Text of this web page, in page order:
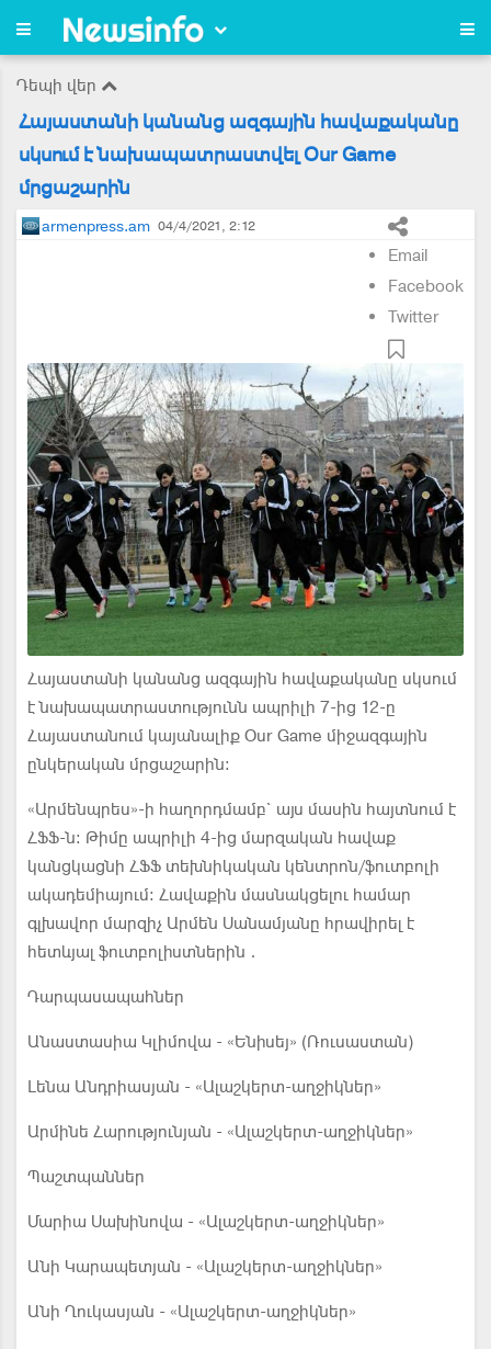
Դեպի վեր
Հայաստանի կանանց ազգային հավաքականը
սկսում է նախապատրաստվել Our Game
մրցաշարին
armenpress.am 04/4/2021, 2:12
Email
Facebook
Twitter
Հայաստանի կանանց ազգային հավաքականը սկսում
է նախապատրաստությունն ապրիլի 7-ից 12-ը
Հայաստանում կայանալիք Our Game միջազգային
ընկերական մրցաշարին։
«Արմենպրես»-ի հաղորդմամբ` այս մասին հայտնում է
ՀՖՖ-ն: Թիմը ապրիլի 4-ից մարզական հավաք
կանցկացնի ՀՖՖ տեխնիկական կենտրոն/ֆուտբոլի
ակադեմիայում։ Հավաքին մասնակցելու համար
գլխավոր մարզիչ Արմեն Սանամյանը հրավիրել է
հետևյալ ֆուտբոլիստներին․
Դարպասապահներ
Անաստասիա Կլիմովա - «Ենիսեյ» (Ռուսաստան)
Լենա Անդրիասյան - «Ալաշկերտ-աղջիկներ»
Արմինե Հարությունյան - «Ալաշկերտ-աղջիկներ»
Պաշտպաններ
Մարիա Սախինովա - «Ալաշկերտ-աղջիկներ»
Անի Կարապետյան - «Ալաշկերտ-աղջիկներ»
Անի Ղուկասյան - «Ալաշկերտ-աղջիկներ»